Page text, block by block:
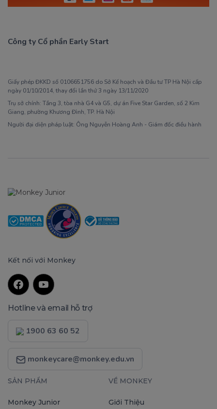
Công ty Cổ phần Early Start
Giấy phép ĐKKD số 0106651756 do Sở Kế hoạch và Đầu tư TP Hà Nội cấp
ngày 01/10/2014, thay đổi lần thứ 3 ngày 13/11/2020
Trụ sở chính: Tầng 3, tòa nhà G4 và G5, dự án Five Star Garden, số 2 Kim
Giang, phường Khương Đình, TP. Hà Nội
Người đại diện pháp luật: Ông Nguyễn Hoàng Anh - Giám đốc điều hành
Kết nối với Monkey
Hotline và email hỗ trợ
1900 63 60 52
monkeycare@monkey.edu.vn
SẢN PHẨM
Monkey Junior
VỀ MONKEY
Giới Thiệu